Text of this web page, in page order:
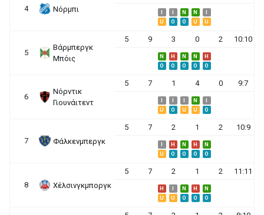
4 Νόρμπι N N
U
O O U U
5
Βάρμπεργκ
Μπόις
5 9 3 0 2 10:10
N H N N
H
O
O O O O
6
Νόρντικ
Γιουνάιτεντ
5 7 1 4 0 9:7
N
U
O U U O
7 Φάλκενμπεργκ
5 7 2 1 2 10:9
H N H
N
U
O O O O
8 Χέλσινγκμποργκ
5 7 2 1 2 11:11
H N H
N
U
U O O O